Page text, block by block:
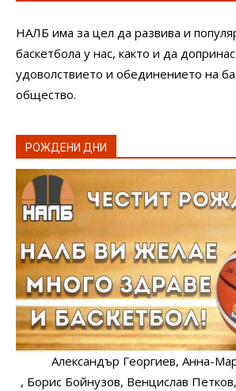
НАЛБ има за цел да развива и
баскетбола у нас, както и да
удоволствието и обединението на
общество.
РОЖДЕНИ ДНИ
Александър Георгиев, Анна-
, Борис Бойнузов, Венцислав Петков